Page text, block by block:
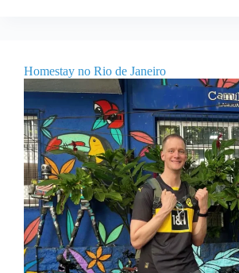
Homestay no Rio de Janeiro